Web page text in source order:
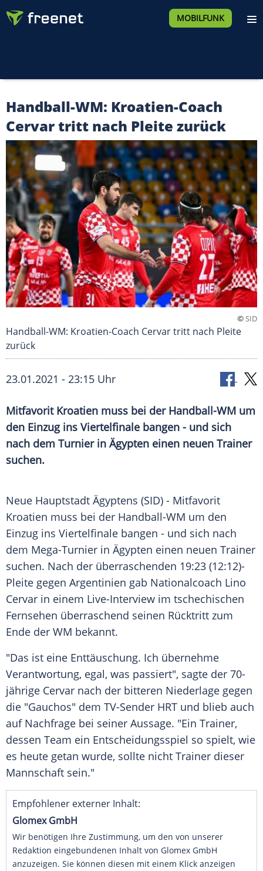
MOBILFUNK
Handball-WM: Kroatien-Coach
Cervar tritt nach Pleite zurück
©SID
Handball-WM: Kroatien-Coach Cervar tritt nach Pleite
zurück
23.01.2021 - 23:15 Uhr
Mitfavorit Kroatien muss bei der Handball-WM um
den Einzug ins Viertelfinale bangen - und sich
nach dem Turnierin Ägypten einen neuen Trainer
suchen.
Neue Hauptstadt Ägyptens (SID) - Mitfavorit
Kroatien muss bei der Handball-WM um den
Einzug ins Viertelfinale bangen - und sich nach
dem Mega-Turnier in Ägypten einen neuen Trainer
suchen. Nach der überraschenden 19:23 (12:12)-
Pleite gegen Argentinien gab Nationalcoach Lino
Cervar in einem Live-Interview im tschechischen
Fernsehen überraschend seinen Rücktritt zum
Ende der WM bekannt.
"Das ist eine Enttäuschung. Ich übernehme
Verantwortung, egal, was passiert", sagte der 70-
jährige Cervar nach der bitteren Niederlage gegen
die "Gauchos" dem TV-Sender HRT und blieb auch
auf Nachfrage bei seiner Aussage. "Ein Trainer,
dessen Team ein Entscheidungsspiel so spielt, wie
es heute getan wurde, sollte nicht Trainer dieser
Mannschaft sein."
Empfohlener externer Inhalt:
Glomex GmbH
Wir benötigen Ihre Zustimmung, um den von unserer
Redaktion eingebundenen Inhalt von Glomex GmbH
anzuzeigen. Sie können diesen mit einem Klick anzeigen